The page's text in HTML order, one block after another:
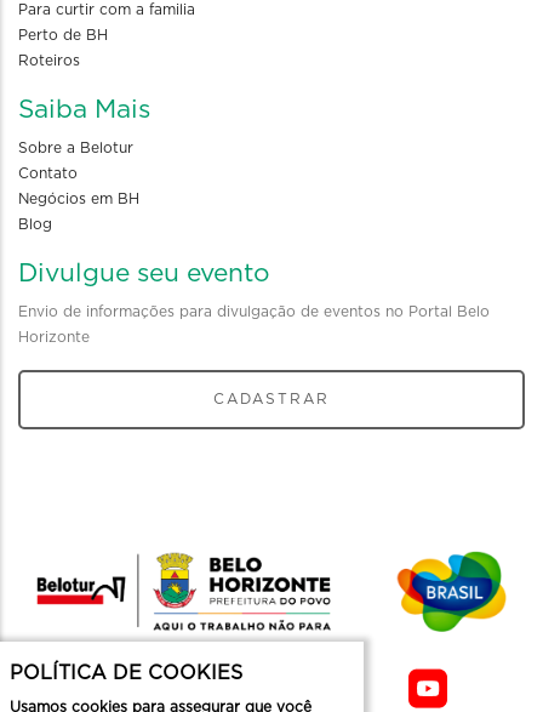
Para curtir com a familia
Perto de BH
Roteiros
Saiba Mais
Sobre a Belotur
Contato
Negócios em BH
Blog
Divulgue seu evento
Envio de informações para divulgação de eventos no Portal Belo
Horizonte
CADASTRAR
POLÍTICA DE COOKIES
Usamos cookies para assegurar que você